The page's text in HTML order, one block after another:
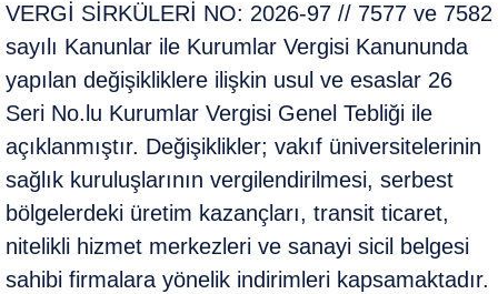
VERGİ SİRKÜLERİ NO: 2026-97 // 7577 ve 7582
sayılı Kanunlar ile Kurumlar Vergisi Kanununda
yapılan değişikliklere ilişkin usul ve esaslar 26
Seri No.lu Kurumlar Vergisi Genel Tebliği ile
açıklanmıştır. Değişiklikler; vakıf üniversitelerinin
sağlık kuruluşlarının vergilendirilmesi, serbest
bölgelerdeki üretim kazançları, transit ticaret,
nitelikli hizmet merkezleri ve sanayi sicil belgesi
sahibi firmalara yönelik indirimleri kapsamaktadır.